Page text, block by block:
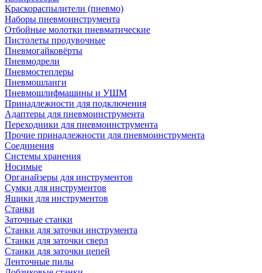
Краскораспылители (пневмо)
Наборы пневмоинструмента
Отбойные молотки пневматические
Пистолеты продувочные
Пневмогайковёрты
Пневмодрели
Пневмостеплеры
Пневмошланги
Пневмошлифмашины и УШМ
Принадлежности для подключения
Адаптеры для пневмоинструмента
Переходники для пневмоинструмента
Прочие принадлежности для пневмоинструмента
Соединения
Системы хранения
Носимые
Органайзеры для инструментов
Сумки для инструментов
Ящики для инструментов
Станки
Заточные станки
Станки для заточки инструмента
Станки для заточки сверл
Станки для заточки цепей
Ленточные пилы